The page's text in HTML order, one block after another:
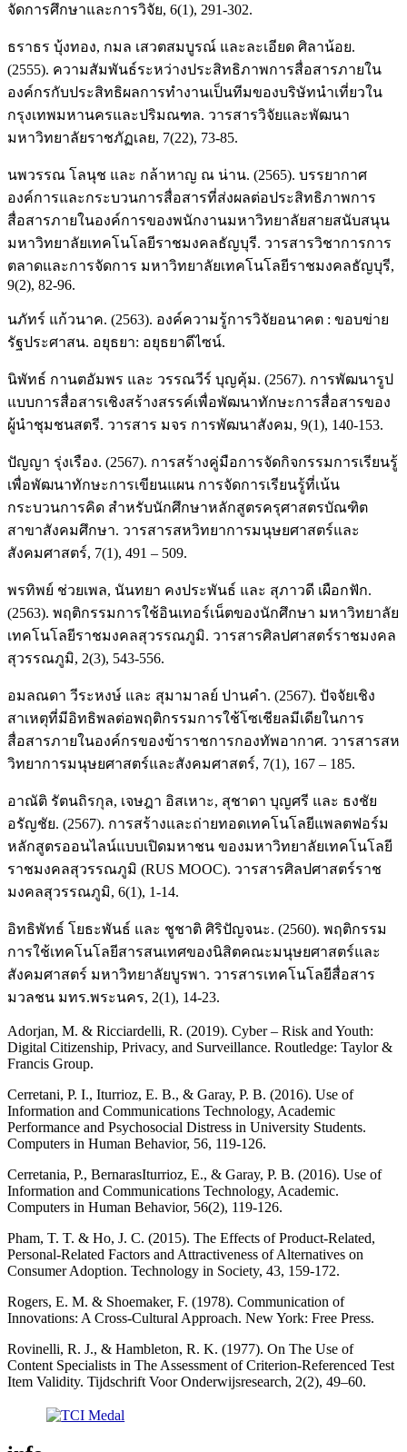
จัดการศึกษาและการวิจัย, 6(1), 291-302.
ธราธร บุ้งทอง, กมล เสวตสมบูรณ์ และละเอียด ศิลาน้อย.
(2555). ความสัมพันธ์ระหว่างประสิทธิภาพการสื่อสารภายใน
องค์กรกับประสิทธิผลการทำงานเป็นทีมของบริษัทนำเที่ยวใน
กรุงเทพมหานครและปริมณฑล. วารสารวิจัยและพัฒนา
มหาวิทยาลัยราชภัฏเลย, 7(22), 73-85.
นพวรรณ โลนุช และ กล้าหาญ ณ น่าน. (2565). บรรยากาศ
องค์การและกระบวนการสื่อสารที่ส่งผลต่อประสิทธิภาพการ
สื่อสารภายในองค์การของพนักงานมหาวิทยาลัยสายสนับสนุน
มหาวิทยาลัยเทคโนโลยีราชมงคลธัญบุรี. วารสารวิชาการการ
ตลาดและการจัดการ มหาวิทยาลัยเทคโนโลยีราชมงคลธัญบุรี,
9(2), 82-96.
นภัทร์ แก้วนาค. (2563). องค์ความรู้การวิจัยอนาคต : ขอบข่าย
รัฐประศาสน. อยุธยา: อยุธยาดีไซน์.
นิพัทธ์ กานตอัมพร และ วรรณวีร์ บุญคุ้ม. (2567). การพัฒนารูป
แบบการสื่อสารเชิงสร้างสรรค์เพื่อพัฒนาทักษะการสื่อสารของ
ผู้นำชุมชนสตรี. วารสาร มจร การพัฒนาสังคม, 9(1), 140-153.
ปัญญา รุ่งเรือง. (2567). การสร้างคู่มือการจัดกิจกรรมการเรียนรู้
เพื่อพัฒนาทักษะการเขียนแผน การจัดการเรียนรู้ที่เน้น
กระบวนการคิด สำหรับนักศึกษาหลักสูตรครุศาสตรบัณฑิต
สาขาสังคมศึกษา. วารสารสหวิทยาการมนุษยศาสตร์และ
สังคมศาสตร์, 7(1), 491 – 509.
พรทิพย์ ช่วยเพล, นันทยา คงประพันธ์ และ สุภาวดี เผือกฟัก.
(2563). พฤติกรรมการใช้อินเทอร์เน็ตของนักศึกษา มหาวิทยาลัย
เทคโนโลยีราชมงคลสุวรรณภูมิ. วารสารศิลปศาสตร์ราชมงคล
สุวรรณภูมิ, 2(3), 543-556.
อมลณดา วีระหงษ์ และ สุมามาลย์ ปานคำ. (2567). ปัจจัยเชิง
สาเหตุที่มีอิทธิพลต่อพฤติกรรมการใช้โซเชียลมีเดียในการ
สื่อสารภายในองค์กรของข้าราชการกองทัพอากาศ. วารสารสห
วิทยาการมนุษยศาสตร์และสังคมศาสตร์, 7(1), 167 – 185.
อาณัติ รัตนถิรกุล, เจษฎา อิสเหาะ, สุชาดา บุญศรี และ ธงชัย
อรัญชัย. (2567). การสร้างและถ่ายทอดเทคโนโลยีแพลตฟอร์ม
หลักสูตรออนไลน์แบบเปิดมหาชน ของมหาวิทยาลัยเทคโนโลยี
ราชมงคลสุวรรณภูมิ (RUS MOOC). วารสารศิลปศาสตร์ราช
มงคลสุวรรณภูมิ, 6(1), 1-14.
อิทธิพัทธ์ โยธะพันธ์ และ ชูชาติ ศิริปัญจนะ. (2560). พฤติกรรม
การใช้เทคโนโลยีสารสนเทศของนิสิตคณะมนุษยศาสตร์และ
สังคมศาสตร์ มหาวิทยาลัยบูรพา. วารสารเทคโนโลยีสื่อสาร
มวลชน มทร.พระนคร, 2(1), 14-23.
Adorjan, M. & Ricciardelli, R. (2019). Cyber – Risk and Youth:
Digital Citizenship, Privacy, and Surveillance. Routledge: Taylor &
Francis Group.
Cerretani, P. I., Iturrioz, E. B., & Garay, P. B. (2016). Use of
Information and Communications Technology, Academic
Performance and Psychosocial Distress in University Students.
Computers in Human Behavior, 56, 119-126.
Cerretania, P., BernarasIturrioz, E., & Garay, P. B. (2016). Use of
Information and Communications Technology, Academic.
Computers in Human Behavior, 56(2), 119-126.
Pham, T. T. & Ho, J. C. (2015). The Effects of Product-Related,
Personal-Related Factors and Attractiveness of Alternatives on
Consumer Adoption. Technology in Society, 43, 159-172.
Rogers, E. M. & Shoemaker, F. (1978). Communication of
Innovations: A Cross-Cultural Approach. New York: Free Press.
Rovinelli, R. J., & Hambleton, R. K. (1977). On The Use of
Content Specialists in The Assessment of Criterion-Referenced Test
Item Validity. Tijdschrift Voor Onderwijsresearch, 2(2), 49–60.